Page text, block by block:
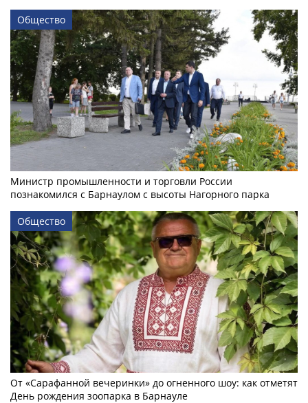
Общество
Министр промышленности и торговли России
познакомился с Барнаулом с высоты Нагорного парка
Общество
От «Сарафанной вечеринки» до огненного шоу: как отметят
День рождения зоопарка в Барнауле